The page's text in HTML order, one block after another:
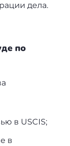
дела.
по
в USCIS;
в